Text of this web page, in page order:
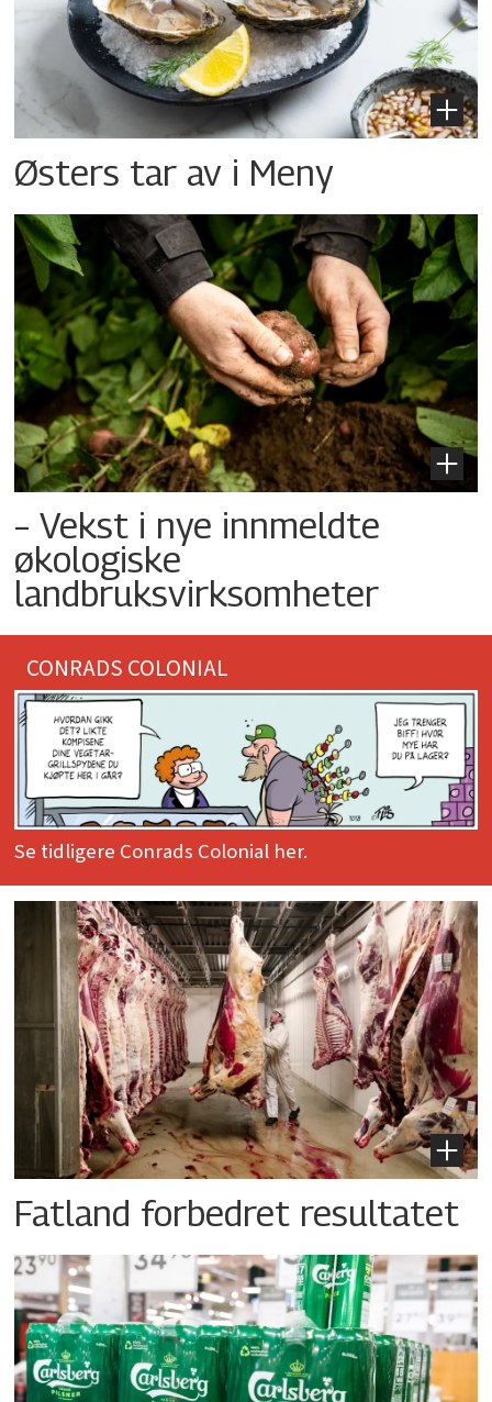
Østers tar av i Meny
– Vekst i nye innmeldte
økologiske
landbruksvirksomheter
CONRADS COLONIAL
Se tidligere Conrads Colonial her.
Fatland forbedret resultatet